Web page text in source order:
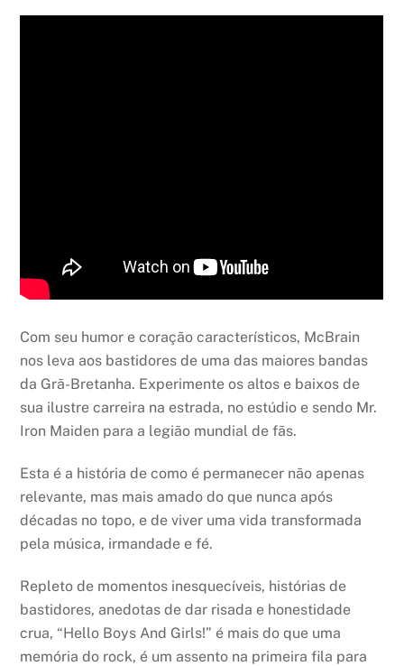
Com seu humor e coração característicos, McBrain
nos leva aos bastidores de uma das maiores bandas
da Grã-Bretanha. Experimente os altos e baixos de
sua ilustre carreira na estrada, no estúdio e sendo Mr.
Iron Maiden para a legião mundial de fãs.
Esta é a história de como é permanecer não apenas
relevante, mas mais amado do que nunca após
décadas no topo, e de viver uma vida transformada
pela música, irmandade e fé.
Repleto de momentos inesquecíveis, histórias de
bastidores, anedotas de dar risada e honestidade
crua, “Hello Boys And Girls!” é mais do que uma
memória do rock, é um assento na primeira fila para